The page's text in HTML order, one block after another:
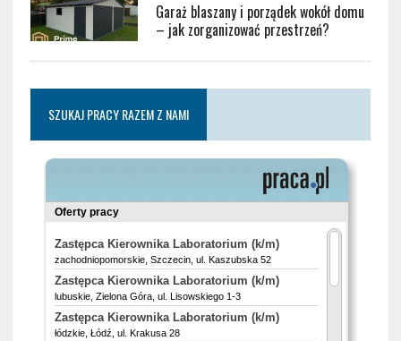
Garaż blaszany i porządek wokół domu
– jak zorganizować przestrzeń?
SZUKAJ PRACY RAZEM Z NAMI